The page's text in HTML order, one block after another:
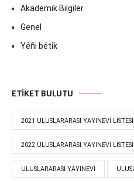
Akademik Bilgiler
Genel
Yéñi bétik
ETIKET BULUTU
2021 ULUSLARARASI YAYINEVI LISTESI
2022 ULUSLARARASI YAYINEVI LISTESI
ULUSLARARASI YAYINEVI